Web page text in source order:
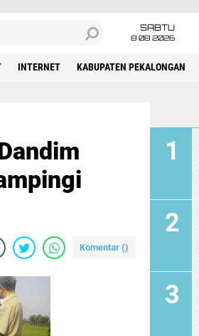
SABTU
8 08 2026
INTERNET KABUPATEN PEKALONGAN
Komentar ()